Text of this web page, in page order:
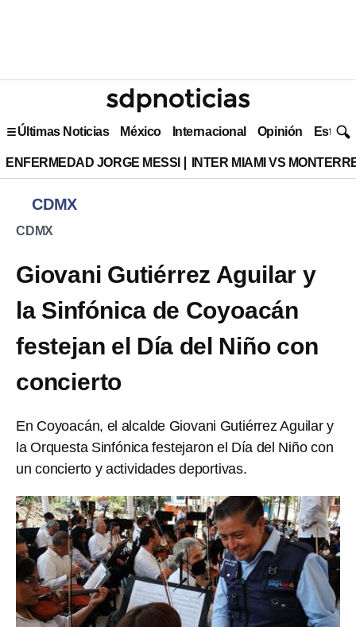
Últimas Noticias México Internacional Opinión Estilo
ENFERMEDAD JORGE MESSI INTER MIAMI VS
CDMX
CDMX
Giovani Gutiérrez Aguilar y
la Sinfónica de Coyoacán
festejan el Día del Niño con
concierto
En Coyoacán, el alcalde Giovani Gutiérrez Aguilar y
la Orquesta Sinfónica festejaron el Día del Niño con
un concierto y actividades deportivas.